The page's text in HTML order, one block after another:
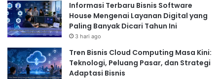
Informasi Terbaru Bisnis Software
House Mengenai Layanan Digital yang
Paling Banyak Dicari Tahun Ini
3 hari ago
Tren Bisnis Cloud Computing Masa Kini:
Teknologi, Peluang Pasar, dan Strategi
Adaptasi Bisnis